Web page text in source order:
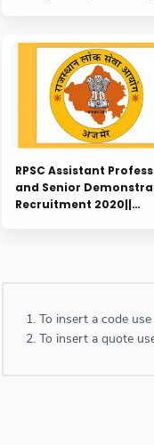
RPSC Assistant
and Senior
Recruitment 2020||
To insert a code use
To insert a quote